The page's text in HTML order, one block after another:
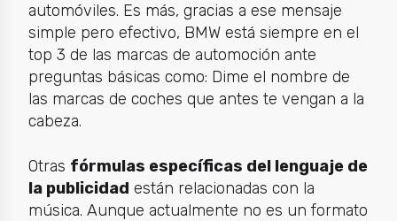
automóviles. Es más, gracias a ese mensaje
simple pero efectivo, BMW está siempre en el
top 3 de las marcas de automoción ante
preguntas básicas como: Dime el nombre de
las marcas de coches que antes te vengan a la
cabeza.
Otras fórmulas específicas del lenguaje de
la publicidad están relacionadas con la
música. Aunque actualmente no es un formato